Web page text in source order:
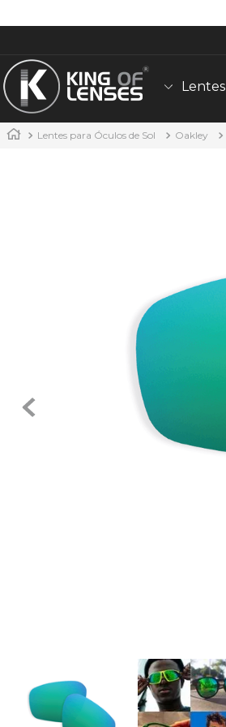
Lentes
Lentes para Óculos de Sol Oakley